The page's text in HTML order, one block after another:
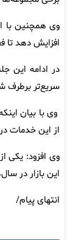
وی همچنین با
افزایش دهد تا
در ادامه این
سریع‌تر برطرف
وی با بیان
از این خدمات
وی افزود: یکی
این بازار در
انتهای پیام/